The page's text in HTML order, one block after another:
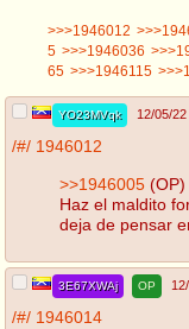
>>>1946012
5 >>>1946036
65 >>>1946115
YO23MVqk 12/05/
/#/ 1946012
>>1946005 (OP)
Haz el maldito
deja de pensar
3E67XWAj OP
/#/ 1946014